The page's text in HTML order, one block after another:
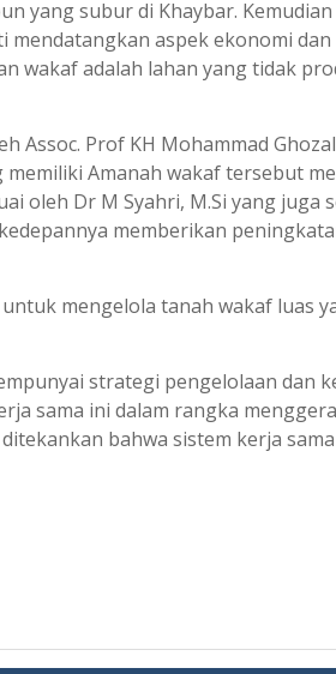
yang subur di Khaybar.
aspek ekonomi dan
wakaf adalah lahan yang tidak
Prof KH Mohammad
memiliki Amanah wakaf tersebut
oleh Dr M Syahri, M.Si yang juga
memberikan
mengelola tanah wakaf luas
strategi pengelolaan dan
sama ini dalam rangka
bahwa sistem kerja